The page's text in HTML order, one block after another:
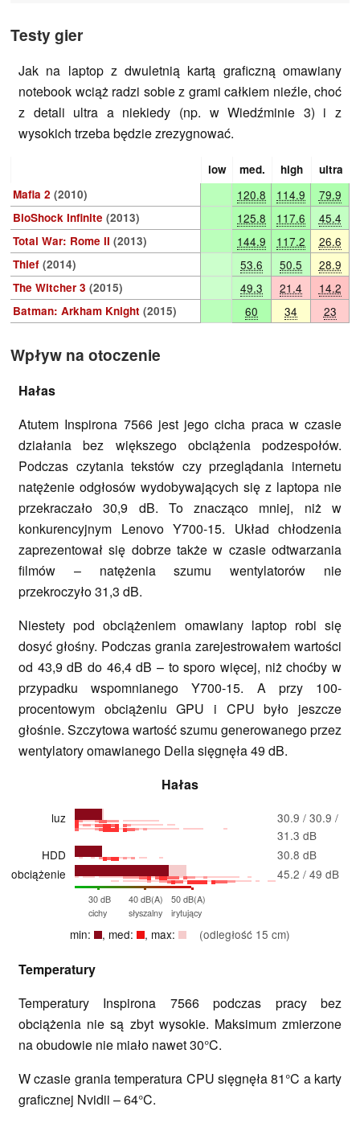
Testy gier
Jak na laptop z dwuletnią kartą graficzną omawiany
notebook wciąż radzi sobie z grami całkiem nieźle, choć
z detali ultra a niekiedy (np. w Wiedźminie 3) i z
wysokich trzeba będzie zrezygnować.
low med. high
ultra
Mafia 2 (2010) 120.8 114.9 79.9
BioShock Infinite (2013) 125.8 117.6 45.4
Total War: Rome II (2013) 144.9 117.2 26.6
Thief (2014) 53.6 50.5 28.9
The Witcher 3 (2015) 49.3 21.4 14.2
Batman: Arkham Knight (2015) 60 34 23
Wpływ na otoczenie
Hałas
Atutem Inspirona 7566 jest jego cicha praca w czasie
działania bez większego obciążenia podzespołów.
Podczas czytania tekstów czy przeglądania internetu
natężenie odgłosów wydobywających się z laptopa nie
przekraczało 30,9 dB. To znacząco mniej, niż w
konkurencyjnym Lenovo Y700-15. Układ chłodzenia
zaprezentował się dobrze także w czasie odtwarzania
filmów – natężenia szumu wentylatorów nie
przekroczyło 31,3 dB.
Niestety pod obciążeniem omawiany laptop robi się
dosyć głośny. Podczas grania zarejestrowałem wartości
od 43,9 dB do 46,4 dB – to sporo więcej, niż choćby w
przypadku wspomnianego Y700-15. A przy 100-
procentowym obciążeniu GPU i CPU było jeszcze
głośnie. Szczytowa wartość szumu generowanego przez
wentylatory omawianego Della sięgnęła 49 dB.
Hałas
luz
30.9 / 30.9 /
31.3 dB
HDD
30.8 dB
obciążenie
45.2 / 49 dB
30 dB
cichy
40 dB(A)
słyszalny
50 dB(A)
irytujący
min: , med: , max: (odległość 15 cm)
Temperatury
Temperatury Inspirona 7566 podczas pracy bez
obciążenia nie są zbyt wysokie. Maksimum zmierzone
na obudowie nie miało nawet 30°C.
W czasie grania temperatura CPU sięgnęła 81°C a karty
graficznej Nvidii – 64°C.